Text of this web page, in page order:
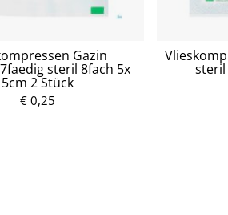
Gazin
steril 8fach 5x
5cm 2 Stück
€ 0,25
steril
P
r